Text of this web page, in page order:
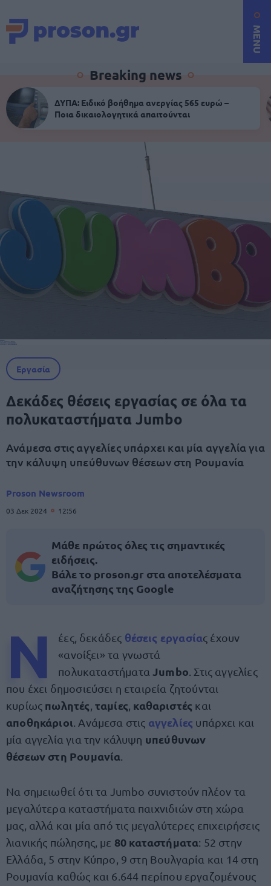
MENU
Breaking news
ΔΥΠΑ: Ειδικό βοήθημα ανεργίας 565 ευρώ –
Ποια δικαιολογητικά απαιτούνται
Εργασία
Δεκάδες θέσεις εργασίας σε όλα τα
πολυκαταστήματα Jumbo
Ανάμεσα στις αγγελίες υπάρχει και μία αγγελία για
την κάλυψη υπεύθυνων θέσεων στη Ρουμανία
Proson Newsroom
03 Δεκ 2024 12:56
Μάθε πρώτος όλες τις σημαντικές
ειδήσεις.
Βάλε το proson.gr στα αποτελέσματα
αναζήτησης της Google
Ν έες, δεκάδες θέσεις εργασίας έχουν
«ανοίξει» τα γνωστά
πολυκαταστήματα Jumbo . Στις αγγελίες
που έχει δημοσιεύσει η εταιρεία ζητούνται
κυρίως πωλητές ταμίες καθαριστές και
αποθηκάριοι Ανάμεσα στις αγγελίες υπάρχει και
μία αγγελία για την κάλυψη υπεύθυνων
θέσεων στη Ρουμανία
Να σημειωθεί ότι τα Jumbo συνιστούν πλέον τα
μεγαλύτερα καταστήματα παιχνιδιών στη χώρα
μας, αλλά και μία από τις μεγαλύτερες επιχειρήσεις
λιανικής πώλησης, με 80 καταστήματα: 52 στην
Ελλάδα, 5 στην Κύπρο, 9 στη Βουλγαρία και 14 στη
Ρουμανία καθώς και 6.644 περίπου εργαζομένους